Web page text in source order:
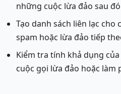
những cuộc lừa đảo sau
Tạo danh sách liên lạc cho
spam hoặc lừa đảo tiếp
Kiểm tra tính khả dụng
cuộc gọi lừa đảo hoặc làm